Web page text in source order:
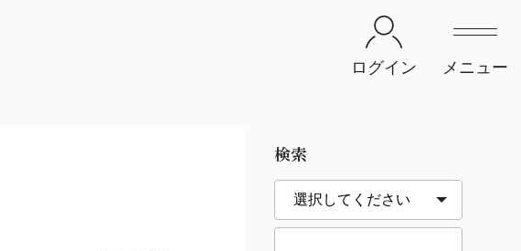
ログイン メニュー
検索